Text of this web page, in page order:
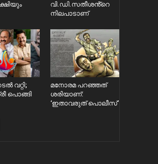
വി.ഡി.സതീശൻ്റെ
നിലപാടാണ്
വറ്റി;
പൊങ്ങി
മനോരമ പറഞ്ഞത്
ശരിയാണ്:
‘ഇതാവരുത് പൊലീസ്’